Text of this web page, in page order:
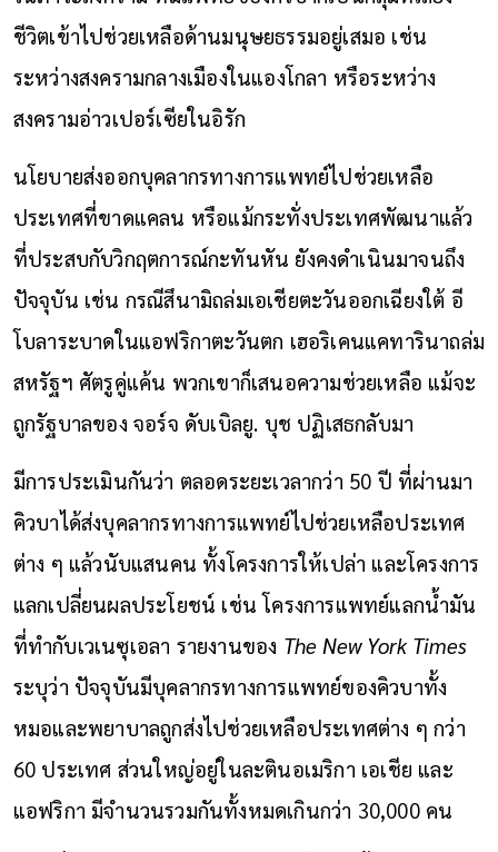
ชีวิตเข้าไปช่วยเหลือด้านมนุษยธรรมอยู่เสมอ เช่น
ระหว่างสงครามกลางเมืองในแองโกลา หรือระหว่าง
สงครามอ่าวเปอร์เซียในอิรัก
นโยบายส่งออกบุคลากรทางการแพทย์ไปช่วยเหลือ
ประเทศที่ขาดแคลน หรือแม้กระทั่งประเทศพัฒนาแล้ว
ที่ประสบกับวิกฤตการณ์กะทันหัน ยังคงดำเนินมาจนถึง
ปัจจุบัน เช่น กรณีสึนามิถล่มเอเชียตะวันออกเฉียงใต้ อี
โบลาระบาดในแอฟริกาตะวันตก เฮอริเคนแคทารินาถล่ม
สหรัฐฯ ศัตรูคู่แค้น พวกเขาก็เสนอความช่วยเหลือ แม้จะ
ถูกรัฐบาลของ จอร์จ ดับเบิลยู. บุช ปฏิเสธกลับมา
มีการประเมินกันว่า ตลอดระยะเวลากว่า 50 ปี ที่ผ่านมา
คิวบาได้ส่งบุคลากรทางการแพทย์ไปช่วยเหลือประเทศ
ต่าง ๆ แล้วนับแสนคน ทั้งโครงการให้เปล่า และโครงการ
แลกเปลี่ยนผลประโยชน์ เช่น โครงการแพทย์แลกน้ำมัน
ที่ทำกับเวเนซุเอลา รายงานของ The New York Times
ระบุว่า ปัจจุบันมีบุคลากรทางการแพทย์ของคิวบาทั้ง
หมอและพยาบาลถูกส่งไปช่วยเหลือประเทศต่าง ๆ กว่า
60 ประเทศ ส่วนใหญ่อยู่ในละตินอเมริกา เอเชีย และ
แอฟริกา มีจำนวนรวมกันทั้งหมดเกินกว่า 30,000 คน